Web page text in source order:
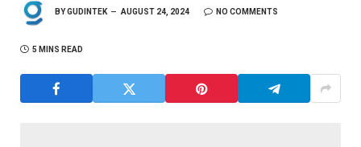
BYGUDINTEK AUGUST 24, 2024 NO COMMENTS
5 MINS READ